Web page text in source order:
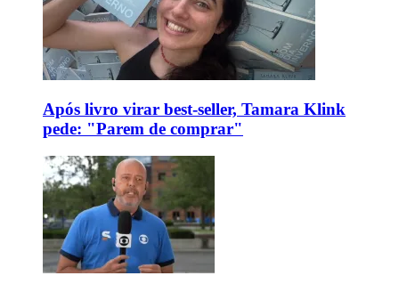
Após livro virar best-seller, Tamara Klink
pede: "Parem de comprar"